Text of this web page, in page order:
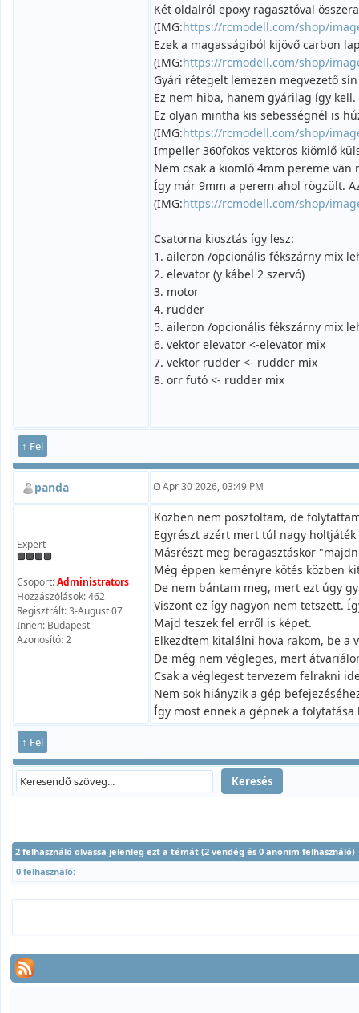
Két oldalról epoxy ragasztóval
(IMG:https://rcmodell.com/shop/
Ezek a magasságiból kijövő carbon
(IMG:https://rcmodell.com/shop/
Gyári rétegelt lemezen megvezető
Ez nem hiba, hanem gyárilag így
Ez olyan mintha kis sebességnél is
(IMG:https://rcmodell.com/shop/
Impeller 360fokos vektoros kiömlő
Nem csak a kiömlő 4mm pereme
Így már 9mm a perem ahol rögzült.
(IMG:https://rcmodell.com/shop/
Csatorna kiosztás így lesz:
1. aileron /opcionális fékszárny mix
2. elevator (y kábel 2 szervó)
3. motor
4. rudder
5. aileron /opcionális fékszárny mix
6. vektor elevator <-elevator mix
7. vektor rudder <- rudder mix
8. orr futó <- rudder mix
↑ Fel
panda Apr 30 2026, 03:49 PM
Expert
Csoport:Administrators
Hozzászólások: 462
Regisztrált: 3-August 07
Innen: Budapest
Azonosító: 2
Közben nem posztoltam, de
Egyrészt azért mert túl nagy
Másrészt meg beragasztáskor
Még éppen keményre kötés közben
De nem bántam meg, mert ezt úgy
Viszont ez így nagyon nem tetszett.
Majd teszek fel erről is képet.
Elkezdtem kitalálni hova rakom, be a
De még nem végleges, mert
Csak a véglegest tervezem felrakni
Nem sok hiányzik a gép
Így most ennek a gépnek a folytatása
↑ Fel
2 felhasználó olvassa jelenleg ezt a témát (2 vendég és 0 anonim felhasználó)
0 felhasználó: